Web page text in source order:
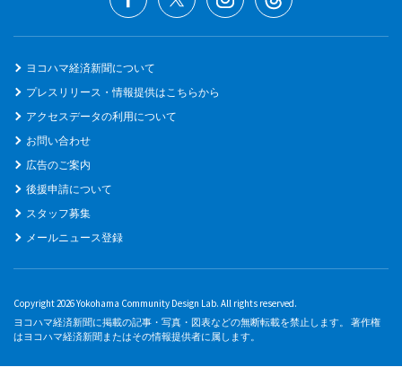
ヨコハマ経済新聞について
プレスリリース・情報提供はこちらから
アクセスデータの利用について
お問い合わせ
広告のご案内
後援申請について
スタッフ募集
メールニュース登録
Copyright 2026 Yokohama Community Design Lab. All rights reserved.
ヨコハマ経済新聞に掲載の記事・写真・図表などの無断転載を禁止します。 著作権
はヨコハマ経済新聞またはその情報提供者に属します。